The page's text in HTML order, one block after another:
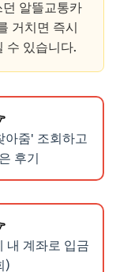
알뜰교통카
거치면 즉시
수 있습니다.
아줌' 조회하고
후기
내 계좌로 입금
)